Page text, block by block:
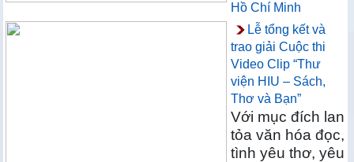
Hồ Chí Minh
Lễ tổng kết và
trao giải Cuộc thi
Video Clip “Thư
viện HIU – Sách,
Thơ và Bạn”
Với mục đích lan
tỏa văn hóa đọc,
tình yêu thơ, yêu